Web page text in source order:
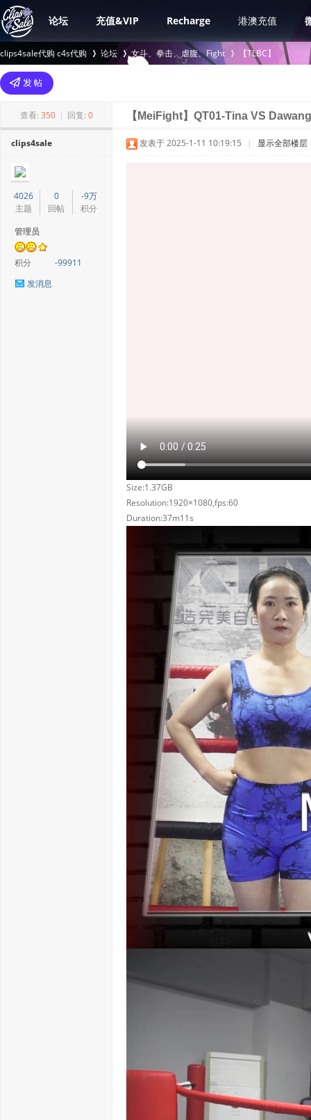
论坛 充值&VIP Recharge 港澳充值
clips4sale代购 c4s代购
>
论坛 女斗、拳击、虐腹、Fight
›
【TLBC】
查看: 350 | 回复: 0 【MeiFight】QT01-Tina VS Dawang
clips4sale
4026
主题
0
回帖
-9万
积分
管理员
积分
-99911
发消息
发表于 2025-1-11 10:19:15 | 显示全部楼层
Size:1.37GB
Resolution:1920×1080,fps:60
Duration:37m11s